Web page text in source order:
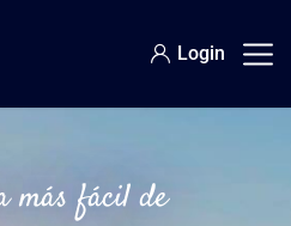
Login
más fácil de